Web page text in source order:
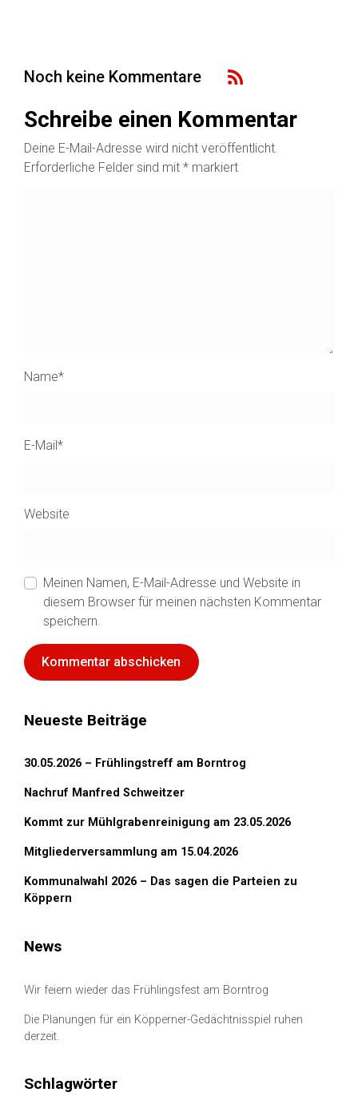
Noch keine Kommentare
Schreibe einen Kommentar
Deine E-Mail-Adresse wird nicht veröffentlicht.
Erforderliche Felder sind mit * markiert
Name*
E-Mail*
Website
Meinen Namen, E-Mail-Adresse und Website in
diesem Browser für meinen nächsten Kommentar
speichern.
Neueste Beiträge
30.05.2026 – Frühlingstreff am Borntrog
Nachruf Manfred Schweitzer
Kommt zur Mühlgrabenreinigung am 23.05.2026
Mitgliederversammlung am 15.04.2026
Kommunalwahl 2026 – Das sagen die Parteien zu
Köppern
News
Wir feiern wieder das Frühlingsfest am Borntrog
Die Planungen für ein Köpperner-Gedächtnisspiel ruhen
derzeit.
Schlagwörter